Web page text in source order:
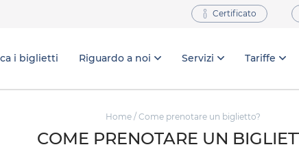
Certificato
i biglietti Riguardo a noi Servizi Tariffe
Home / Come prenotare un biglietto?
COME PRENOTARE UN